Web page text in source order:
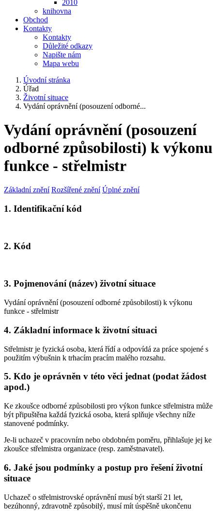
2010
knihovna
Obchod
Kontakty
Kontakty
Důležité odkazy
Napište nám
Mapa webu
Úvodní stránka
Úřad
Životní situace
Vydání oprávnění (posouzení odborné...
Vydání oprávnění (posouzení
odborné způsobilosti) k výkonu
funkce - střelmistr
Základní znění Rozšířené znění Úplné znění
1. Identifikační kód
2. Kód
3. Pojmenování (název) životní situace
Vydání oprávnění (posouzení odborné způsobilosti) k výkonu
funkce - střelmistr
4. Základní informace k životní situaci
Střelmistr je fyzická osoba, která řídí a odpovídá za práce spojené s
použitím výbušnin k trhacím pracím malého rozsahu.
5. Kdo je oprávněn v této věci jednat (podat žádost
apod.)
Ke zkoušce odborné způsobilosti pro výkon funkce střelmistra může
být připuštěna každá fyzická osoba, která splňuje všechny níže
stanovené podmínky.
Je-li uchazeč v pracovním nebo obdobném poměru, přihlašuje jej ke
zkoušce střelmistra organizace (resp. zaměstnavatel).
6. Jaké jsou podmínky a postup pro řešení životní
situace
Uchazeč o střelmistrovské oprávnění musí být starší 21 let,
bezúhonný, zdravotně způsobilý, musí mít úspěšně ukončenu